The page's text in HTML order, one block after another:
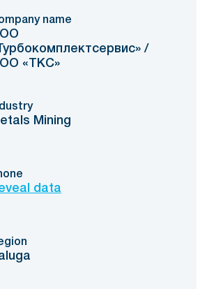
name
/
«ТКС»
Mining
data